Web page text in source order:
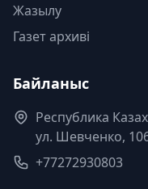
Жазылу
Газет архиві
Байланыс
Республика
ул. Шевченко,
+77272930803